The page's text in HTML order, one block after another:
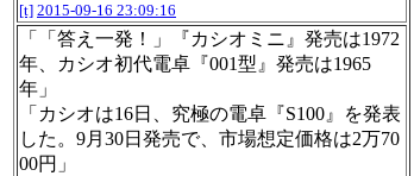
[t] 2015-09-16 23:09:16
「「答え一発！」『カシオミニ』発売は1972
年、カシオ初代電卓『001型』発売は1965
年」
「カシオは16日、究極の電卓『S100』を発表
した。9月30日発売で、市場想定価格は2万70
00円」